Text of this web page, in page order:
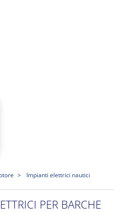
Impianti elettrici nautici
PER BARCHE